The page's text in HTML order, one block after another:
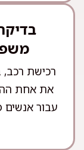
רכישת רכב,
את אחת
עבור